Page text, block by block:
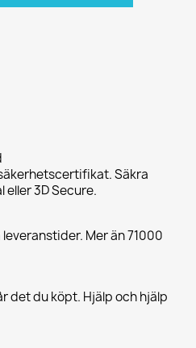
Säkra
3D Secure.
Mer än 71000
det du köpt. Hjälp och hjälp